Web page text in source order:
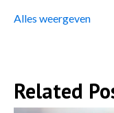
Alles weergeven
Related